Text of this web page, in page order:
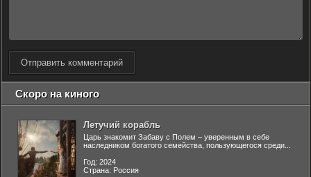
Отправить комментарий
Скоро на киного
Летучий корабль
Царь знакомит Забаву с Полем – уверенным в себе
наследником богатого семейства, пользующегося среди...
Год: 2024
Страна: Россия